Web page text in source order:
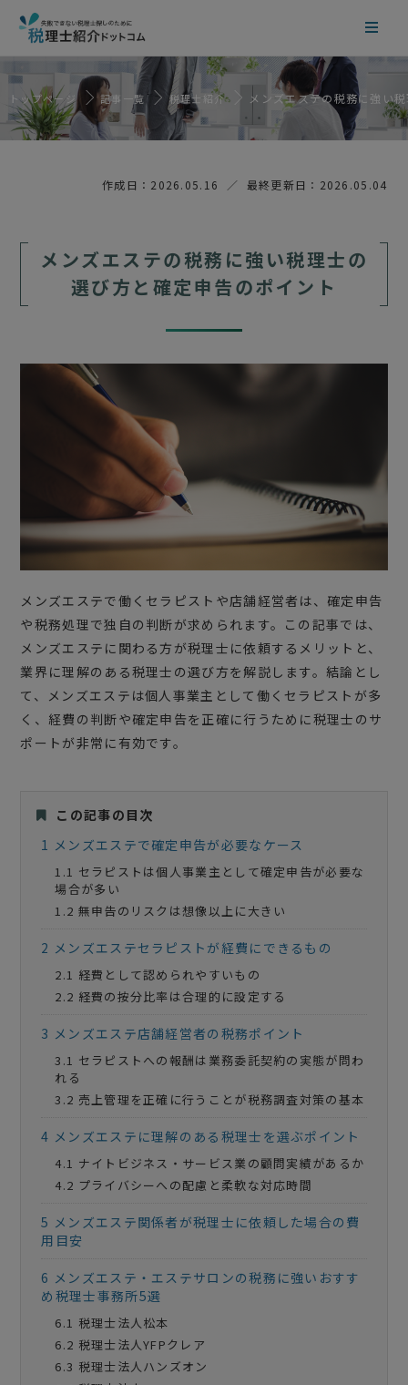
トップページ 記事一覧 税理士紹介 メンズエステの税務に強い
作成日：2026.05.16 ／ 最終更新日：2026.05.04
メンズエステの税務に強い税理士の
選び方と確定申告のポイント
メンズエステで働くセラピストや店舗経営者は、確定申告
や税務処理で独自の判断が求められます。この記事では、
メンズエステに関わる方が税理士に依頼するメリットと、
業界に理解のある税理士の選び方を解説します。結論とし
て、メンズエステは個人事業主として働くセラピストが多
く、経費の判断や確定申告を正確に行うために税理士のサ
ポートが非常に有効です。
この記事の目次
1 メンズエステで確定申告が必要なケース
1.1 セラピストは個人事業主として確定申告が必要な
場合が多い
1.2 無申告のリスクは想像以上に大きい
2 メンズエステセラピストが経費にできるもの
2.1 経費として認められやすいもの
2.2 経費の按分比率は合理的に設定する
3 メンズエステ店舗経営者の税務ポイント
3.1 セラピストへの報酬は業務委託契約の実態が問わ
れる
3.2 売上管理を正確に行うことが税務調査対策の基本
4 メンズエステに理解のある税理士を選ぶポイント
4.1 ナイトビジネス・サービス業の顧問実績があるか
4.2 プライバシーへの配慮と柔軟な対応時間
5 メンズエステ関係者が税理士に依頼した場合の費
用目安
6 メンズエステ・エステサロンの税務に強いおすす
め税理士事務所5選
6.1 税理士法人松本
6.2 税理士法人YFPクレア
6.3 税理士法人ハンズオン